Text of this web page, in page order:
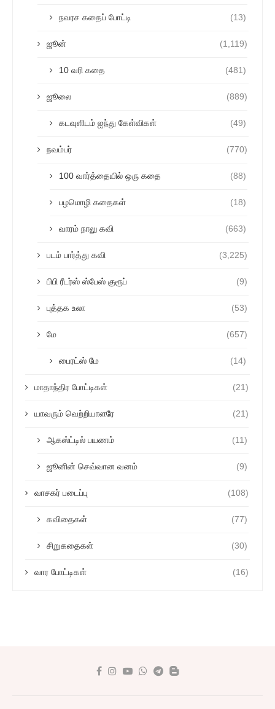
நவரச கதைப் போட்டி (13)
ஜூன் (1,119)
10 வரி கதை (481)
ஜூலை (889)
கடவுளிடம் ஐந்து கேள்விகள் (49)
நவம்பர் (770)
100 வார்த்தையில் ஒரு கதை (88)
பழமொழி கதைகள் (18)
வாரம் நாலு கவி (663)
படம் பார்த்து கவி (3,225)
பிபி ரீடர்ஸ் ஸ்பேஸ் குரூப் (9)
புத்தக உலா (53)
மே (657)
பைரட்ஸ் மே (14)
மாதாந்திர போட்டிகள் (21)
யாவரும் வெற்றியாளரே (21)
ஆகஸ்ட்டில் பயணம் (11)
ஜூனின் செவ்வான வனம் (9)
வாசகர் படைப்பு (108)
கவிதைகள் (77)
சிறுகதைகள் (30)
வார போட்டிகள் (16)